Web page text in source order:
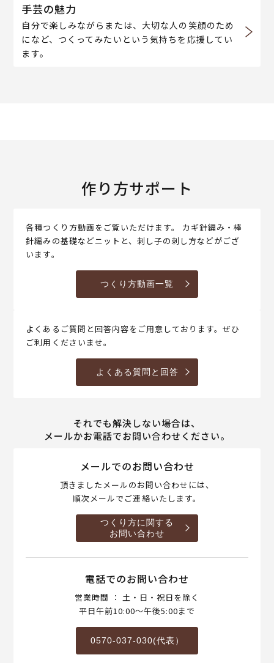
手芸の魅力
自分で楽しみながらまたは、大切な人の笑顔のため
になど、つくってみたいという気持ちを応援してい
ます。
作り方サポート
各種つくり方動画をご覧いただけます。 カギ針編み・棒
針編みの基礎などニットと、刺し子の刺し方などがござ
います。
つくり方動画一覧
よくあるご質問と回答内容をご用意しております。ぜひ
ご利用くださいませ。
よくある質問と回答
それでも解決しない場合は、
メールかお電話でお問い合わせください。
メールでのお問い合わせ
頂きましたメールのお問い合わせには、
順次メールでご連絡いたします。
つくり方に関する
お問い合わせ
電話でのお問い合わせ
営業時間 ： 土・日・祝日を除く
平日午前10:00～午後5:00まで
0570-037-030(代表）